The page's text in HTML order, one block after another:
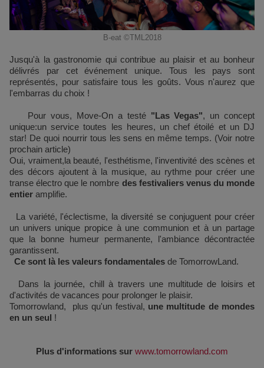
B-eat ©TML2018
Jusqu'à la gastronomie qui contribue au plaisir et au bonheur
délivrés par cet événement unique. Tous les pays sont
représentés, pour satisfaire tous les goûts. Vous n'aurez que
l'embarras du choix !
Pour vous, Move-On a testé "Las Vegas", un concept
unique:un service toutes les heures, un chef étoilé et un DJ
star! De quoi nourrir tous les sens en même temps. (Voir notre
prochain article)
Oui, vraiment,la beauté, l'esthétisme, l'inventivité des scènes et
des décors ajoutent à la musique, au rythme pour créer une
transe électro que le nombre des festivaliers venus du monde
entier amplifie.
La variété, l'éclectisme, la diversité se conjuguent pour créer
un univers unique propice à une communion et à un partage
que la bonne humeur permanente, l'ambiance décontractée
garantissent.
Ce sont là les valeurs fondamentales de TomorrowLand.
Dans la journée, chill à travers une multitude de loisirs et
d'activités de vacances pour prolonger le plaisir.
Tomorrowland, plus qu'un festival, une multitude de mondes
en un seul !
Plus d'informations sur www.tomorrowland.com